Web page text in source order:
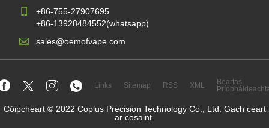
+86-755-27907695
+86-13928484552(whatsapp)
sales@oemofvape.com
Links Sitemap RSS XML
Beartas
Cóipcheart © 2022 Coplus Precision Technology Co., Ltd. Gach ceart
ar cosaint.